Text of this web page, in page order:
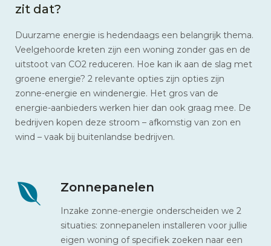
zit dat?
Duurzame energie is hedendaags een belangrijk thema.
Veelgehoorde kreten zijn een woning zonder gas en de
uitstoot van CO2 reduceren. Hoe kan ik aan de slag met
groene energie? 2 relevante opties zijn opties zijn
zonne-energie en windenergie. Het gros van de
energie-aanbieders werken hier dan ook graag mee. De
bedrijven kopen deze stroom – afkomstig van zon en
wind – vaak bij buitenlandse bedrijven.
Zonnepanelen
Inzake zonne-energie onderscheiden we 2
situaties: zonnepanelen installeren voor jullie
eigen woning of specifiek zoeken naar een